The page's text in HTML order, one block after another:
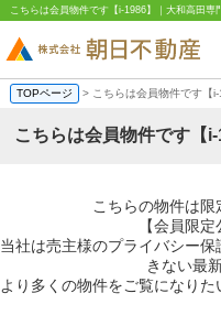
こちらは会員物件です【i-1986】｜大和高田専
TOPページ > こちらは会員物件です【i-
こちらは会員物件です【i-
こちらの物件は限
【会員限
当社は売主様のプライバシー
きない最
より多くの物件をご覧になり